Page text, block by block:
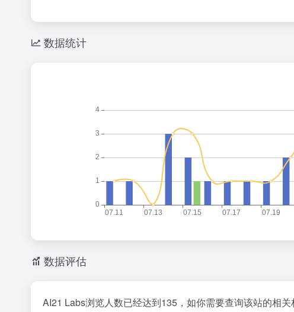
数据统计
数据评估
AI21 Labs浏览人数已经达到135，如你需要查询该站的相